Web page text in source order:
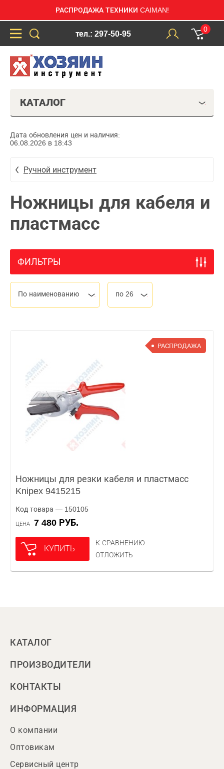
РАСПРОДАЖА ТЕХНИКИ CAIMAN!
тел.: 297-50-95
0
КАТАЛОГ
Дата обновления цен и наличия:
06.08.2026 в 18:43
Ручной инструмент
Ножницы для кабеля и
пластмасс
ФИЛЬТРЫ
По наименованию по 26
РАСПРОДАЖА
Ножницы для резки кабеля и пластмасс
Knipex 9415215
Код товара — 150105
ЦЕНА 7 480 РУБ.
КУПИТЬ
К СРАВНЕНИЮ
ОТЛОЖИТЬ
КАТАЛОГ
ПРОИЗВОДИТЕЛИ
КОНТАКТЫ
ИНФОРМАЦИЯ
О компании
Оптовикам
Сервисный центр